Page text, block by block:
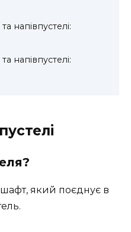
та напівпустелі:
та напівпустелі:
який поєднує в